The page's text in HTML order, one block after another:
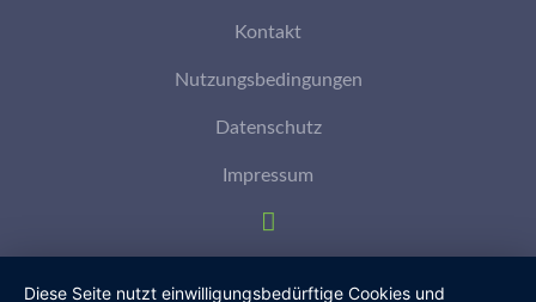
Kontakt
Nutzungsbedingungen
Datenschutz
Impressum
Diese Seite nutzt einwilligungsbedürftige Cookies und